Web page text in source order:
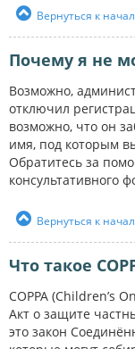
Вернуться к
Почему я не
Возможно,
отключил
возможно, что он
имя, под которым
Обратитесь за
консультативного
Вернуться к
Что такое
COPPA (Children’s
Акт о защите
это закон